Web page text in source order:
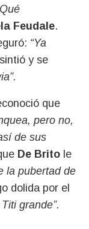
Feudale.
“Ya
y se
que
pero no,
de sus
De Brito le
la pubertad de
dolida por el
grande”.